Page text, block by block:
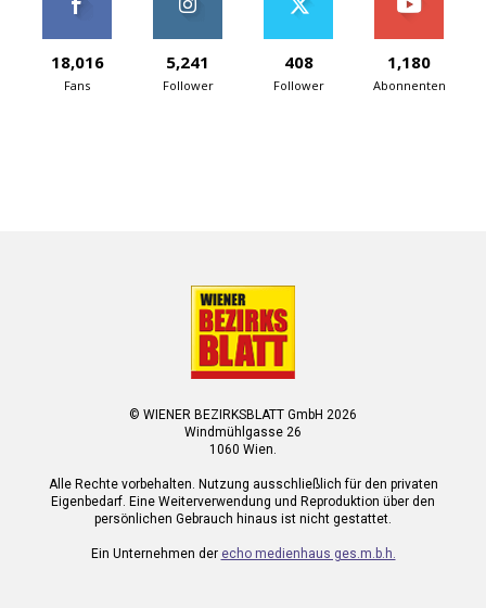
18,016
Fans
5,241
Follower
408
Follower
1,180
Abonnenten
© WIENER BEZIRKSBLATT GmbH 2026
Windmühlgasse 26
1060 Wien.
Alle Rechte vorbehalten. Nutzung ausschließlich für den privaten
Eigenbedarf. Eine Weiterverwendung und Reproduktion über den
persönlichen Gebrauch hinaus ist nicht gestattet.
Ein Unternehmen der echo medienhaus ges.m.b.h.